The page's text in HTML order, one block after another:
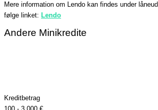
Mere information om Lendo kan findes under
følge linket: Lendo
Andere Minikredite
Kreditbetrag